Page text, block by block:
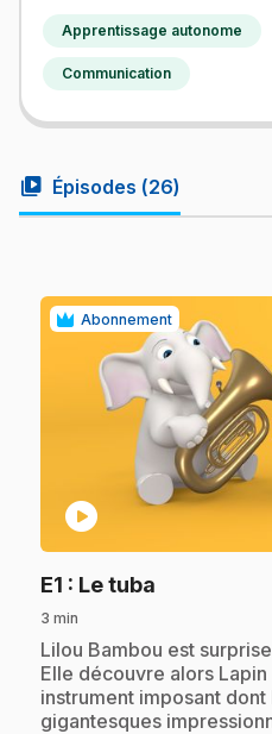
Apprentissage autonome
Communication
video_library Épisodes (26)
Abonnement
play_circle
E1 : Le tuba
3 min
.Lilou Bambou est
Elle découvre alors
instrument imposant
gigantesques